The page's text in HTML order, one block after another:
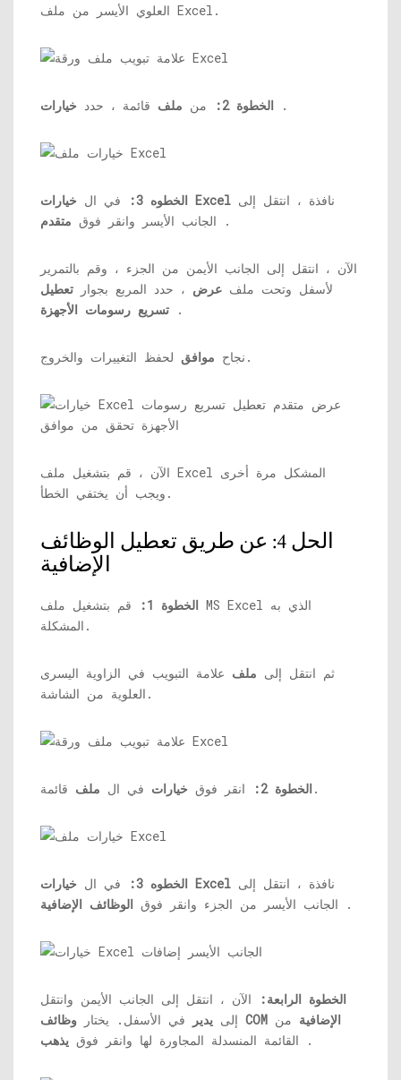
العلوي الأيسر من ملف Excel.
الخطوة 2: من ملف قائمة ، حدد خيارات .
الخطوه 3: في ال خيارات Excel
الجانب الأيسر وانقر فوق متقدم .
الآن ، انتقل إلى الجانب الأيمن من الجزء ، وقم بالتمرير
لأسفل وتحت ملف عرض ، حدد المربع بجوار تعطيل
تسريع رسومات الأجهزة .
نجاح موافق لحفظ التغييرات والخروج.
الآن ، قم بتشغيل ملف Excel المشكل مرة أخرى
ويجب أن يختفي الخطأ.
الحل 4: عن طريق تعطيل الوظائف
الإضافية
الخطوة 1:
قم بتشغيل ملف MS Excel الذي به
المشكلة.
ثم انتقل إلى ملف علامة التبويب في الزاوية اليسرى
العلوية من الشاشة.
الخطوة 2: انقر فوق خيارات في ال ملف قائمة.
الخطوه 3: في ال خيارات Excel
الجانب الأيسر من الجزء وانقر فوق الوظائف الإضافية .
الخطوة الرابعة:
الآن ، انتقل إلى الجانب الأيمن وانتقل
إلى يدير في الأسفل. يختار وظائف COM الإضافية من
القائمة المنسدلة المجاورة لها وانقر فوق يذهب .